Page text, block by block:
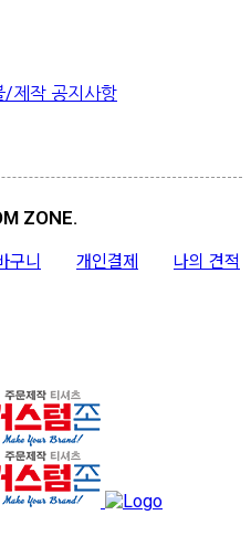
제작 공지사항
ZONE.
구니 개인결제
나의 견적